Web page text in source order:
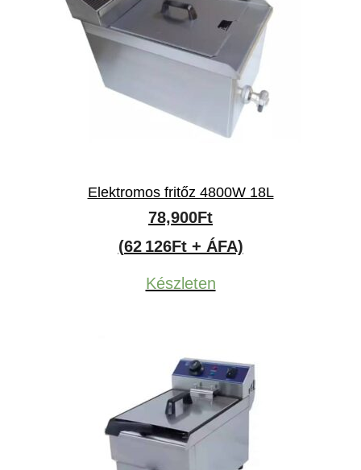
Elektromos fritőz 4800W 18L
78,900Ft
(62 126Ft + ÁFA)
Készleten